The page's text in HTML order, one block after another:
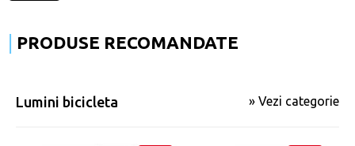
PRODUSE RECOMANDATE
Lumini bicicleta » Vezi categorie